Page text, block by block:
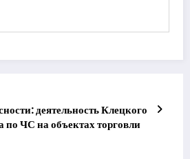
деятельность Клецкого
по ЧС на объектах торговли